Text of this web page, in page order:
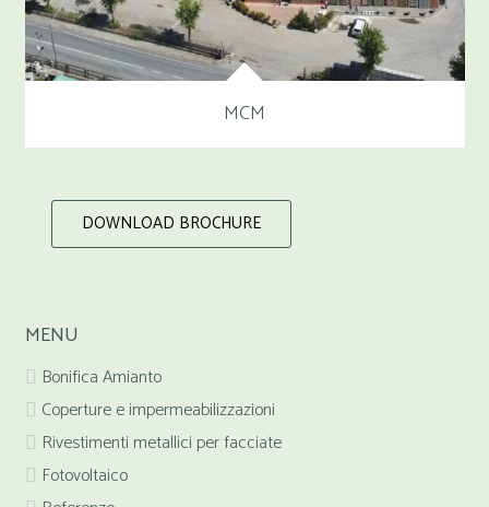
MCM
DOWNLOAD BROCHURE
MENU
Bonifica Amianto
Coperture e impermeabilizzazioni
Rivestimenti metallici per facciate
Fotovoltaico